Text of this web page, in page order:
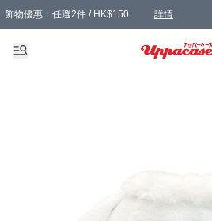
飾物優惠：任選2件 / HK$150 詳情
髮飾優惠：任選2件 / HK$100 詳情
精選襪子優惠：任選3對 / HK$115 詳情
滿額免運：本地訂單滿港幣350元可享免運費優惠